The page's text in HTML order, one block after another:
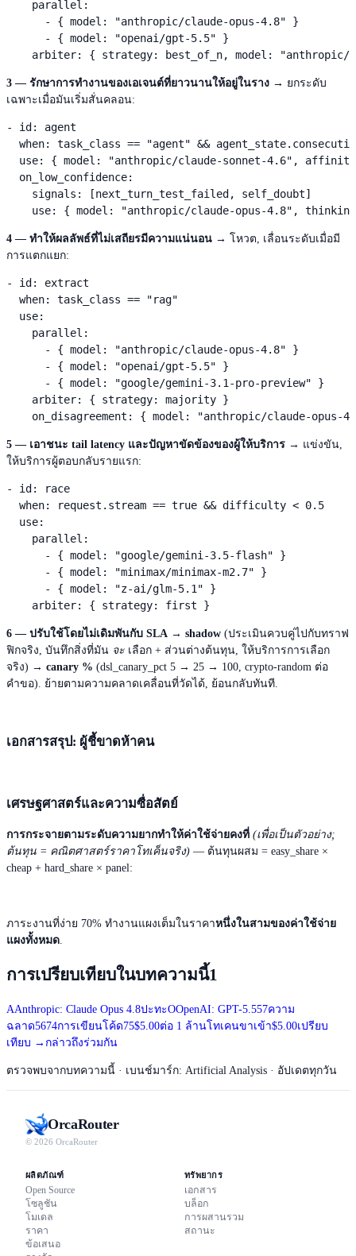
    parallel:
      - { model: "anthropic/claude-opus-4.8" }
      - { model: "openai/gpt-5.5" }
arbiter: { strategy: best_of_n, model:
3 — รักษาการทำงานของเอเจนต์ที่ยาวนานให้อยู่ในราง → ยกระดับ
เฉพาะเมื่อมันเริ่มสั่นคลอน:
- id: agent
when: task_class == "agent" &&
use: { model: "anthropic/claude-sonnet-4.6",
  on_low_confidence:
    signals: [next_turn_test_failed, self_doubt]
use: { model: "anthropic/claude-opus-4.8",
4 — ทำให้ผลลัพธ์ที่ไม่เสถียรมีความแน่นอน → โหวต, เลื่อนระดับเมื่อมี
การแตกแยก:
- id: extract
  when: task_class == "rag"
  use:
    parallel:
      - { model: "anthropic/claude-opus-4.8" }
      - { model: "openai/gpt-5.5" }
      - { model: "google/gemini-3.1-pro-preview" }
    arbiter: { strategy: majority }
on_disagreement: { model: "anthropic/claude-opus-
5 — เอาชนะ tail latency และปัญหาขัดข้องของผู้ให้บริการ → แข่งขัน,
ให้บริการผู้ตอบกลับรายแรก:
- id: race
  when: request.stream == true && difficulty < 0.5
  use:
    parallel:
      - { model: "google/gemini-3.5-flash" }
      - { model: "minimax/minimax-m2.7" }
      - { model: "z-ai/glm-5.1" }
    arbiter: { strategy: first }
6 — ปรับใช้โดยไม่เดิมพันกับ SLA → shadow (ประเมินควบคู่ไปกับทราฟ
ฟิกจริง, บันทึกสิ่งที่มัน จะ เลือก + ส่วนต่างต้นทุน, ให้บริการการเลือก
จริง) → canary % (dsl_canary_pct 5 → 25 → 100, crypto-random ต่อ
คำขอ). ย้ายตามความคลาดเคลื่อนที่วัดได้, ย้อนกลับทันที.
เอกสารสรุป: ผู้ชี้ขาดห้าคน
เศรษฐศาสตร์และความซื่อสัตย์
การกระจายตามระดับความยากทำให้ค่าใช้จ่ายคงที่ (เพื่อเป็นตัวอย่าง;
ต้นทุน = คณิตศาสตร์ราคาโทเค็นจริง) — ต้นทุนผสม = easy_share ×
cheap + hard_share × panel:
ภาระงานที่ง่าย 70% ทำงานแผงเต็มในราคาหนึ่งในสามของค่าใช้จ่าย
แผงทั้งหมด.
การเปรียบเทียบในบทความนี้1
AAnthropic: Claude Opus 4.8ปะทะOOpenAI: GPT-5.557ความ
ฉลาด5674การเขียนโค้ด75$5.00ต่อ 1 ล้านโทเคนขาเข้า$5.00เปรียบ
เทียบ → กล่าวถึงร่วมกัน
ตรวจพบจากบทความนี้ · เบนช์มาร์ก: Artificial Analysis · อัปเดตทุกวัน
OrcaRouter
© 2026 OrcaRouter
ผลิตภัณฑ์
Open Source
โซลูชัน
โมเดล
ราคา
ข้อเสนอ
ทรัพยากร
เอกสาร
บล็อก
การผสานรวม
สถานะ